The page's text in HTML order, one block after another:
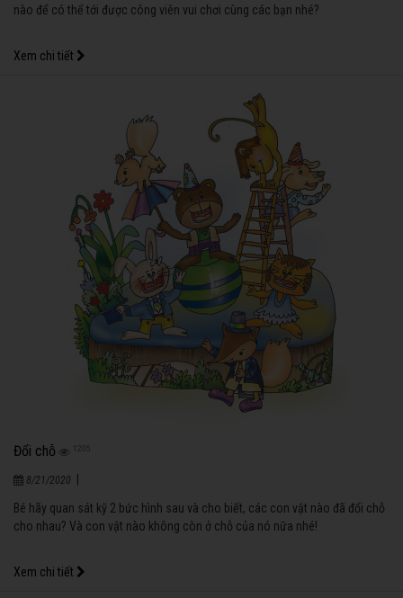
nào để có thể tới được công viên vui chơi cùng các bạn nhé?
Xem chi tiết
Đổi chỗ
8/21/2020 |
Bé hãy quan sát kỹ 2 bức hình sau và cho biết, các con vật nào đã đổi chỗ
cho nhau? Và con vật nào không còn ở chỗ của nó nữa nhé!
Xem chi tiết